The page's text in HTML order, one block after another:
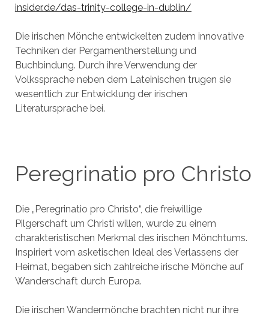
insider.de/das-trinity-college-in-dublin/
Die irischen Mönche entwickelten zudem innovative
Techniken der Pergamentherstellung und
Buchbindung. Durch ihre Verwendung der
Volkssprache neben dem Lateinischen trugen sie
wesentlich zur Entwicklung der irischen
Literatursprache bei.
Peregrinatio pro Christo
Die „Peregrinatio pro Christo“, die freiwillige
Pilgerschaft um Christi willen, wurde zu einem
charakteristischen Merkmal des irischen Mönchtums.
Inspiriert vom asketischen Ideal des Verlassens der
Heimat, begaben sich zahlreiche irische Mönche auf
Wanderschaft durch Europa.
Die irischen Wandermönche brachten nicht nur ihre